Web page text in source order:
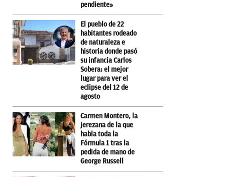
pendiente»
El pueblo de 22
habitantes rodeado
de naturaleza e
historia donde pasó
su infancia Carlos
Sobera: el mejor
lugar para ver el
eclipse del 12 de
agosto
Carmen Montero, la
jerezana de la que
habla toda la
Fórmula 1 tras la
pedida de mano de
George Russell